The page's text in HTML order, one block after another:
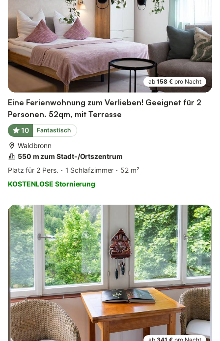
ab 158 € pro Nacht
Eine Ferienwohnung zum Verlieben! Geeignet für 2
Personen. 52qm, mit Terrasse
10 Fantastisch
Waldbronn
550 m zum Stadt-/Ortszentrum
Platz für 2 Pers.
1 Schlafzimmer
52 m²
KOSTENLOSE Stornierung